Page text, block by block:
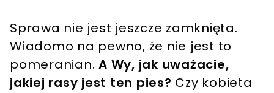
Sprawa nie jest jeszcze zamknięta.
Wiadomo na pewno, że nie jest to
pomeranian. A Wy, jak uważacie,
jakiej rasy jest ten pies? Czy kobieta